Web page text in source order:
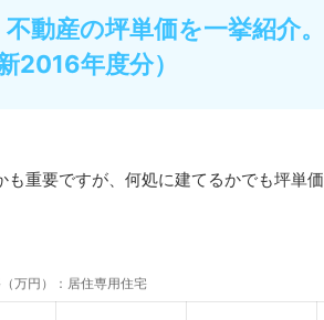
動産の坪単価を一挙紹介。
2016年度分）
重要ですが、何処に建てるかでも坪単価